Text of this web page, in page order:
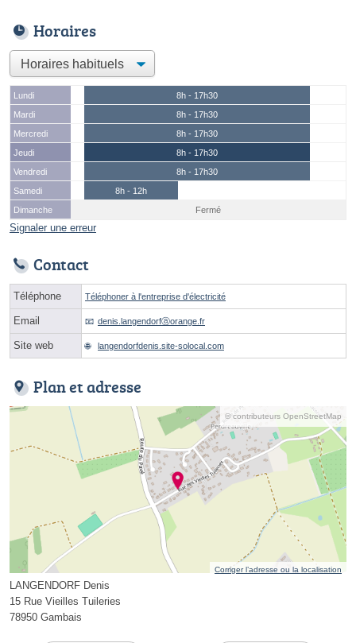
Horaires
Lundi
8h - 17h30
Mardi
8h - 17h30
Mercredi
8h - 17h30
Jeudi
8h - 17h30
Vendredi
8h - 17h30
Samedi
8h - 12h
Dimanche
Fermé
Signaler une erreur
Contact
Téléphone Téléphoner à l'entreprise d'électricité
Email denis.langendorfⓐorange.fr
Site web langendorfdenis.site-solocal.com
Plan et adresse
© contributeurs OpenStreetMap
Corriger l’adresse ou la localisation
LANGENDORF Denis
15 Rue Vieilles Tuileries
78950 Gambais